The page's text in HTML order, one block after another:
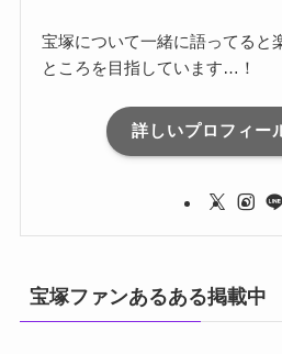
宝塚について一緒に語ってると
ところを目指しています…！
詳しいプロフィー
宝塚ファンあるある掲載中